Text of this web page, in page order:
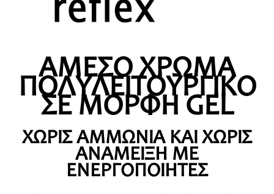
ΑΜΕΣΟ ΧΡΩΜΑ
ΠΟΛΥΛΕΙΤΟΥΡΓΙΚΟ
ΣΕ ΜΟΡΦΗ GEL
ΧΩΡΙΣ ΑΜΜΩΝΙΑ ΚΑΙ ΧΩΡΙΣ
ΑΝΑΜΕΙΞΗ ΜΕ
ΕΝΕΡΓΟΠΟΙΗΤΕΣ